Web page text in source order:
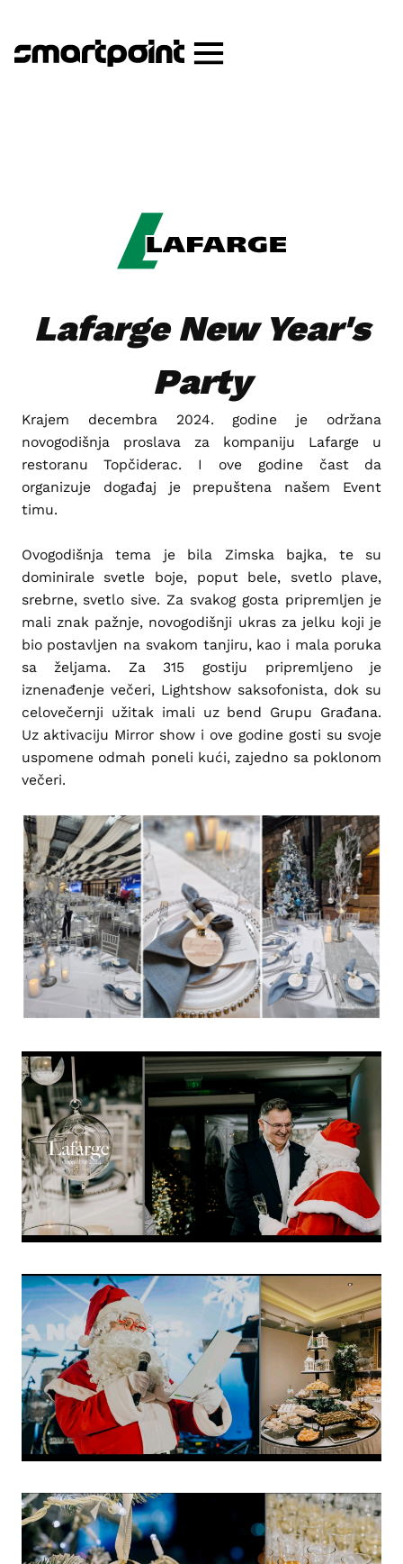
Lafarge New Year's
Party
Krajem decembra 2024. godine je održana
novogodišnja proslava za kompaniju Lafarge u
restoranu Topčiderac. I ove godine čast da
organizuje događaj je prepuštena našem Event
timu.
Ovogodišnja tema je bila Zimska bajka, te su
dominirale svetle boje, poput bele, svetlo plave,
srebrne, svetlo sive. Za svakog gosta pripremljen je
mali znak pažnje, novogodišnji ukras za jelku koji je
bio postavljen na svakom tanjiru, kao i mala poruka
sa željama. Za 315 gostiju pripremljeno je
iznenađenje večeri, Lightshow saksofonista, dok su
celovečernji užitak imali uz bend Grupu Građana.
Uz aktivaciju Mirror show i ove godine gosti su svoje
uspomene odmah poneli kući, zajedno sa poklonom
večeri.